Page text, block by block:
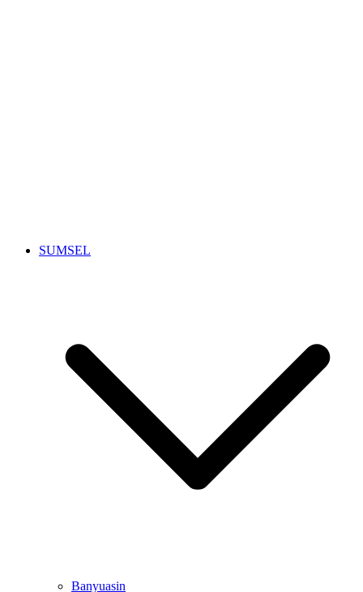
SUMSEL
Banyuasin